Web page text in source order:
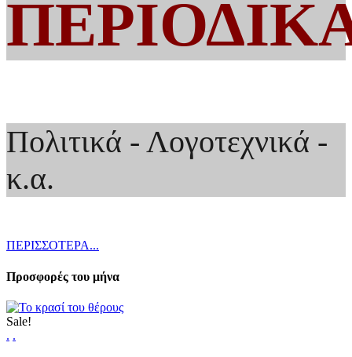
Πολιτικά - Λογοτεχνικά -
κ.α.
ΠΕΡΙΣΣΟΤΕΡΑ...
Προσφορές του μήνα
Sale!
. .